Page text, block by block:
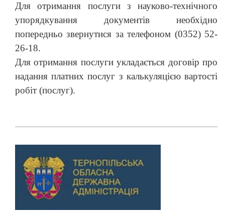
Для отримання послуги з науково-технічного
упорядкування документів необхідно
попередньо звернутися за телефоном (0352) 52-
26-18.
Для отримання послуги укладається договір про
надання платних послуг з калькуляцією вартості
робіт (послуг).
Previous